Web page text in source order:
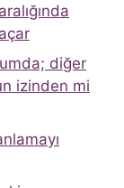
diğer
izinden mi